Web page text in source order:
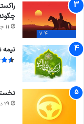
7.4
11 جولای 2021
29 دسامبر 2021